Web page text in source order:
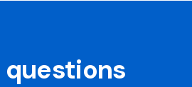
questions